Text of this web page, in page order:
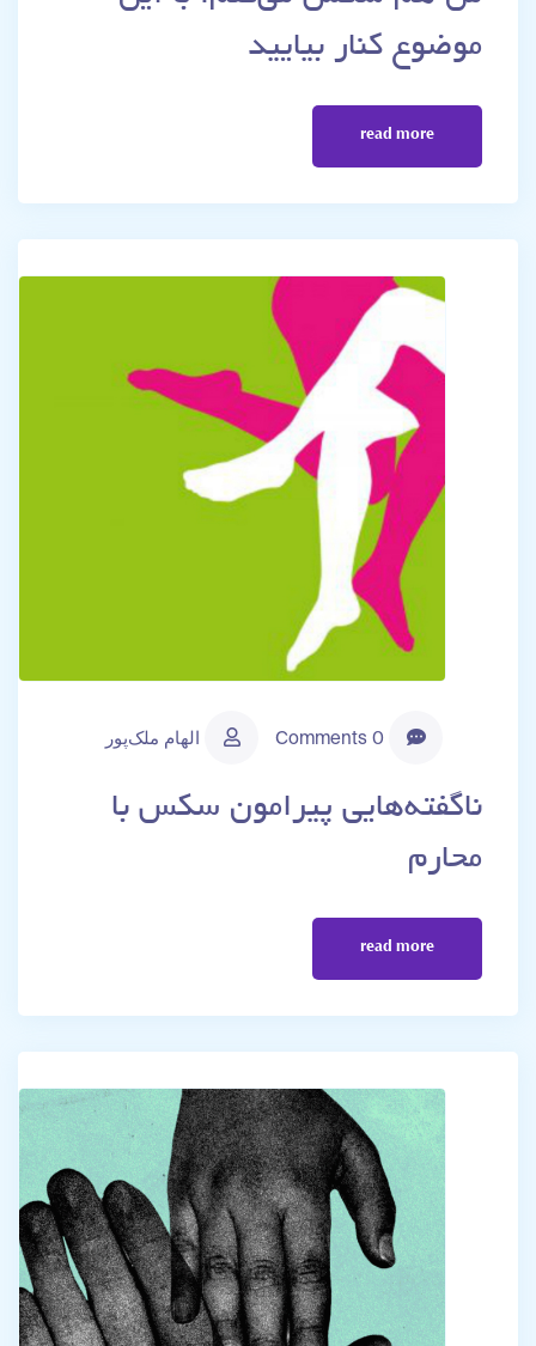
موضوع کنار بیایید
read more
الهام ملک‌پور
ناگفته‌هایی پیرامون سکس با
محارم
read more